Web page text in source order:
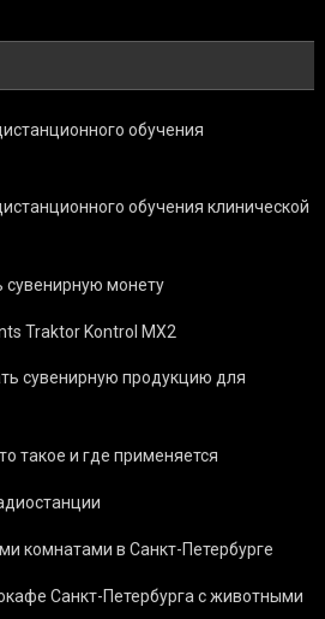
обучения
обучения клинической
сувенирную монету
Traktor Kontrol MX2
сувенирную продукцию для
такое и где применяется
комнатами в Санкт-Петербурге
Санкт-Петербурга с животными